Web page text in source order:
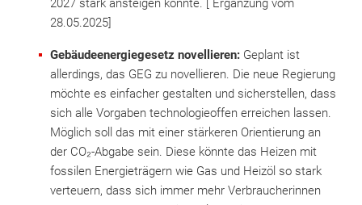
2027 stark ansteigen könnte. [ Ergänzung vom
28.05.2025]
Gebäudeenergiegesetz novellieren: Geplant ist
allerdings, das GEG zu novellieren. Die neue Regierung
möchte es einfacher gestalten und sicherstellen, dass
sich alle Vorgaben technologieoffen erreichen lassen.
Möglich soll das mit einer stärkeren Orientierung an
der CO₂-Abgabe sein. Diese könnte das Heizen mit
fossilen Energieträgern wie Gas und Heizöl so stark
verteuern, dass sich immer mehr Verbraucherinnen